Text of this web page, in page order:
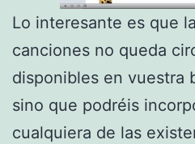
Lo interesante es que
canciones no queda
disponibles en vuestra
sino que podréis
cualquiera de las